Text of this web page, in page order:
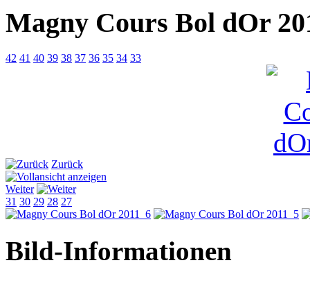
Magny Cours Bol dOr
42 41 40 39 38 37 36 35 34 33
Zurück
Weiter
31 30 29 28 27
Bild-Informationen